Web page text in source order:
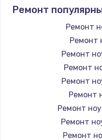
Ремонт
Ремонт
Ремонт
Ремонт
Ремонт
Ремонт
Ремонт
Ремонт
Ремонт
Ремонт